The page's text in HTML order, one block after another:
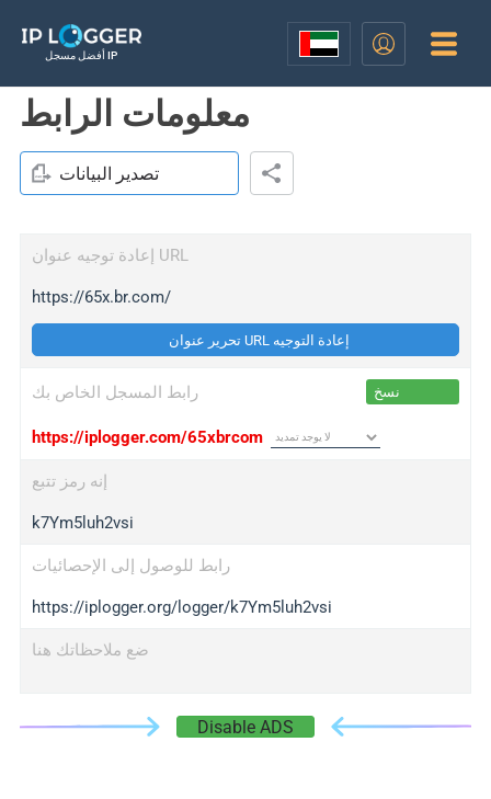
أفضل مسجل IP
معلومات الرابط
تصدير البيانات
إعادة توجيه عنوان URL
https://65x.br.com/
تحرير عنوان URL إعادة التوجيه
رابط المسجل الخاص بك نسخ
https://iplogger.com/65xbrcom
إنه رمز تتبع
k7Ym5luh2vsi
رابط للوصول إلى الإحصائيات
https://iplogger.org/logger/k7Ym5luh2vsi
ضع ملاحظاتك هنا
Disable ADS